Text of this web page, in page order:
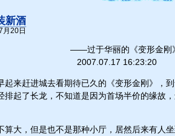
新酒
月20日
――过于华丽的《变形金刚》
2007.07.17 16:23:20
起来赶进城去看期待已久的《变形金刚》，
排起了长龙，不知道是因为首场半价的缘故
算大，但是也不是那种小厅，居然后来有人